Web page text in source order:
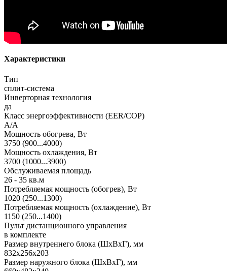
Характеристики
Тип
сплит-система
Инверторная технология
да
Класс энергоэффективности (EER/COP)
A/A
Мощность обогрева, Вт
3750 (900...4000)
Мощность охлаждения, Вт
3700 (1000...3900)
Обслуживаемая площадь
26 - 35 кв.м
Потребляемая мощность (обогрев), Вт
1020 (250...1300)
Потребляемая мощность (охлаждение), Вт
1150 (250...1400)
Пульт дистанционного управления
в комплекте
Размер внутреннего блока (ШхВхГ), мм
832x256x203
Размер наружного блока (ШхВхГ), мм